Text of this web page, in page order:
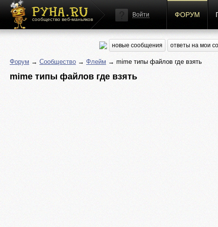
сообщество веб-маньяков
Войти ФОРУМ
новые сообщения ответы на мои
Форум → Сообщество → Флейм → mime типы файлов где взять
mime типы файлов где взять